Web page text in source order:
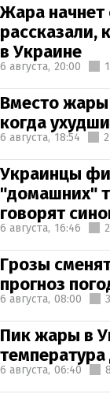
Жара начнет
рассказали,
в Украине
6 августа, 20:00
Вместо жары
когда
6 августа, 18:54
Украинцы
"домашних"
говорят
6 августа, 16:46
Грозы
прогноз
6 августа, 08:00
Пик жары в
температура
6 августа, 06:40